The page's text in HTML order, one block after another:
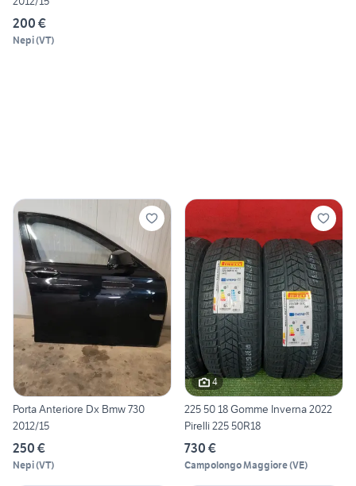
200 €
Nepi(VT)
Porta Anteriore Dx Bmw 730
2012/15
250 €
Nepi(VT)
4
225 50 18 Gomme Inverna 2022
Pirelli 225 50R18
730 €
Campolongo Maggiore(VE)